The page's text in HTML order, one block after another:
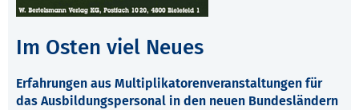
Im Osten viel Neues
Erfahrungen aus Multiplikatorenveranstaltungen für
das Ausbildungspersonal in den neuen Bundesländern